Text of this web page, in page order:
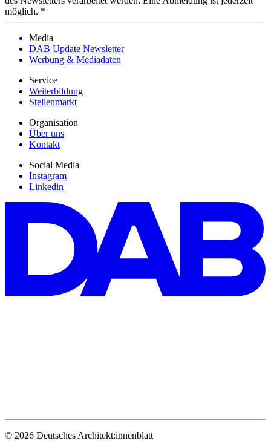
möglich. *
Media
DAB Update Newsletter
Werbung & Mediadaten
Service
Weiterbildung
Stellenmarkt
Organisation
Über uns
Kontakt
Social Media
Instagram
Linkedin
© 2026 Deutsches Architekt:innenblatt